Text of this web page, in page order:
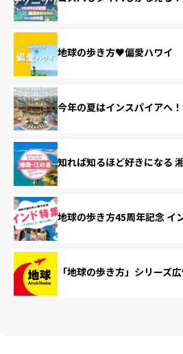
地球の歩き方♥偏愛ハワイ
今年の夏はインスパイアへ！
知れば知るほど好きになる
地球の歩き方45周年記念 イ
「地球の歩き方」シリーズ